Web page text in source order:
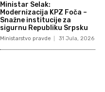
Ministar Selak:
Modernizacija KPZ Foča –
Snažne institucije za
sigurnu Republiku Srpsku
Ministarstvo pravde 31 Jula, 2026